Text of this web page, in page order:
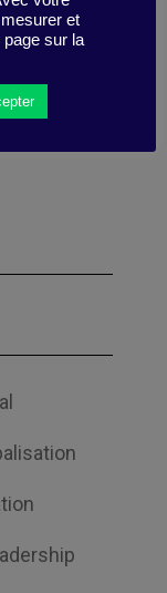
She co-
has
And
even
et
sur la